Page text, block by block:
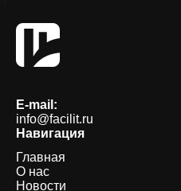
E-mail:
info@facilit.ru
Навигация
Главная
О нас
Новости